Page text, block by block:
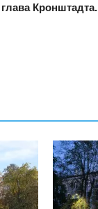
глава Кронштадта.